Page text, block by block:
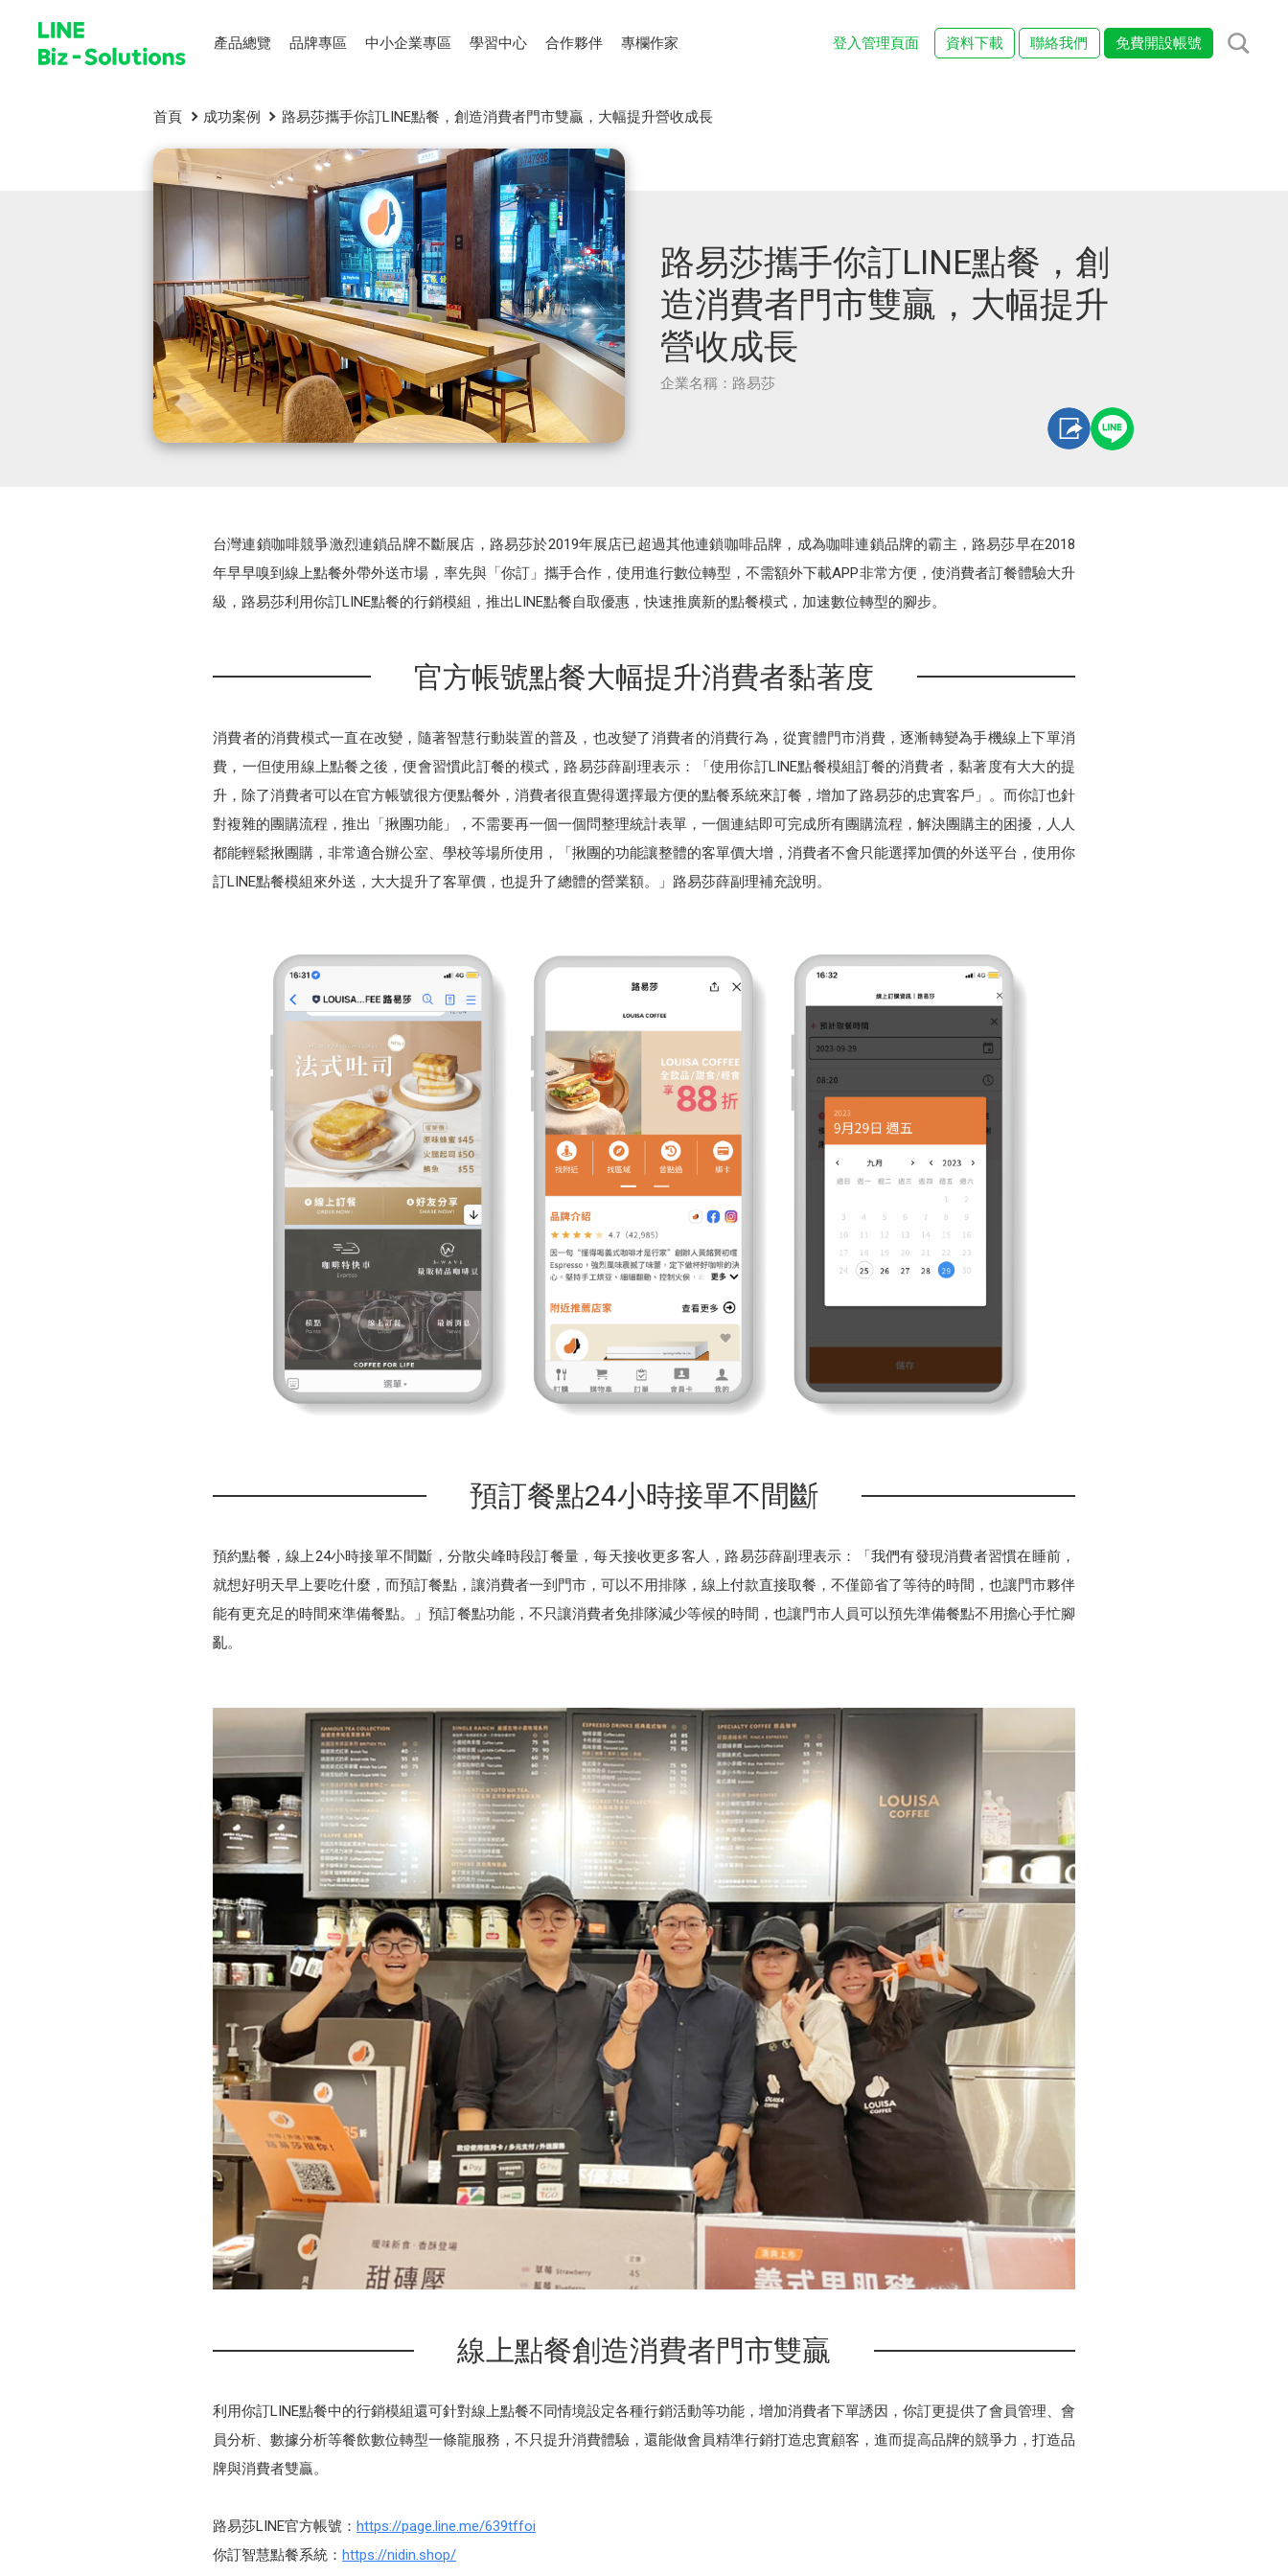
產品總覽 品牌專區 中小企業專區 學習中心 合作夥伴 專欄作家 登入管理頁面 資料下載 聯絡我們 免費開設帳號
首頁 成功案例 路易莎攜手你訂LINE點餐，創造消費者門市雙贏，大幅提升營收成長
路易莎攜手你訂LINE點餐，創
造消費者門市雙贏，大幅提升
營收成長
企業名稱：路易莎
台灣連鎖咖啡競爭激烈連鎖品牌不斷展店，路易莎於2019年展店已超過其他連鎖咖啡品牌，成為咖啡連鎖品牌的霸主，路易莎早在2018
年早早嗅到線上點餐外帶外送市場，率先與「你訂」攜手合作，使用進行數位轉型，不需額外下載APP非常方便，使消費者訂餐體驗大升
級，路易莎利用你訂LINE點餐的行銷模組，推出LINE點餐自取優惠，快速推廣新的點餐模式，加速數位轉型的腳步。
官方帳號點餐大幅提升消費者黏著度
消費者的消費模式一直在改變，隨著智慧行動裝置的普及，也改變了消費者的消費行為，從實體門市消費，逐漸轉變為手機線上下單消
費，一但使用線上點餐之後，便會習慣此訂餐的模式，路易莎薛副理表示：「使用你訂LINE點餐模組訂餐的消費者，黏著度有大大的提
升，除了消費者可以在官方帳號很方便點餐外，消費者很直覺得選擇最方便的點餐系統來訂餐，增加了路易莎的忠實客戶」。而你訂也針
對複雜的團購流程，推出「揪團功能」，不需要再一個一個問整理統計表單，一個連結即可完成所有團購流程，解決團購主的困擾，人人
都能輕鬆揪團購，非常適合辦公室、學校等場所使用，「揪團的功能讓整體的客單價大增，消費者不會只能選擇加價的外送平台，使用你
訂LINE點餐模組來外送，大大提升了客單價，也提升了總體的營業額。」路易莎薛副理補充說明。
預訂餐點24小時接單不間斷
預約點餐，線上24小時接單不間斷，分散尖峰時段訂餐量，每天接收更多客人，路易莎薛副理表示：「我們有發現消費者習慣在睡前，
就想好明天早上要吃什麼，而預訂餐點，讓消費者一到門市，可以不用排隊，線上付款直接取餐，不僅節省了等待的時間，也讓門市夥伴
能有更充足的時間來準備餐點。」預訂餐點功能，不只讓消費者免排隊減少等候的時間，也讓門市人員可以預先準備餐點不用擔心手忙腳
亂。
線上點餐創造消費者門市雙贏
利用你訂LINE點餐中的行銷模組還可針對線上點餐不同情境設定各種行銷活動等功能，增加消費者下單誘因，你訂更提供了會員管理、會
員分析、數據分析等餐飲數位轉型一條龍服務，不只提升消費體驗，還能做會員精準行銷打造忠實顧客，進而提高品牌的競爭力，打造品
牌與消費者雙贏。
路易莎LINE官方帳號： https://page.line.me/639tffoi
你訂智慧點餐系統： https://nidin.shop/